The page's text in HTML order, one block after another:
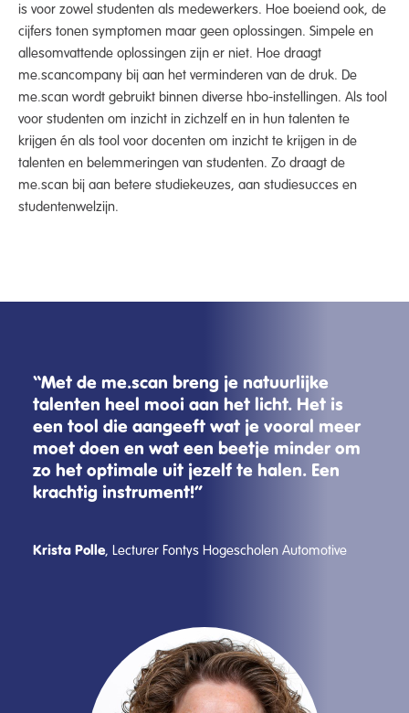
is voor zowel studenten als medewerkers. Hoe boeiend ook, de
cijfers tonen symptomen maar geen oplossingen. Simpele en
allesomvattende oplossingen zijn er niet. Hoe draagt
me.scancompany bij aan het verminderen van de druk. De
me.scan wordt gebruikt binnen diverse hbo-instellingen. Als tool
voor studenten om inzicht in zichzelf en in hun talenten te
krijgen én als tool voor docenten om inzicht te krijgen in de
talenten en belemmeringen van studenten. Zo draagt de
me.scan bij aan betere studiekeuzes, aan studiesucces en
studentenwelzijn.
“Met de me.scan breng je natuurlijke
talenten heel mooi aan het licht. Het is
een tool die aangeeft wat je vooral meer
moet doen en wat een beetje minder om
zo het optimale uit jezelf te halen. Een
krachtig instrument!”
Krista Polle, Lecturer Fontys Hogescholen Automotive